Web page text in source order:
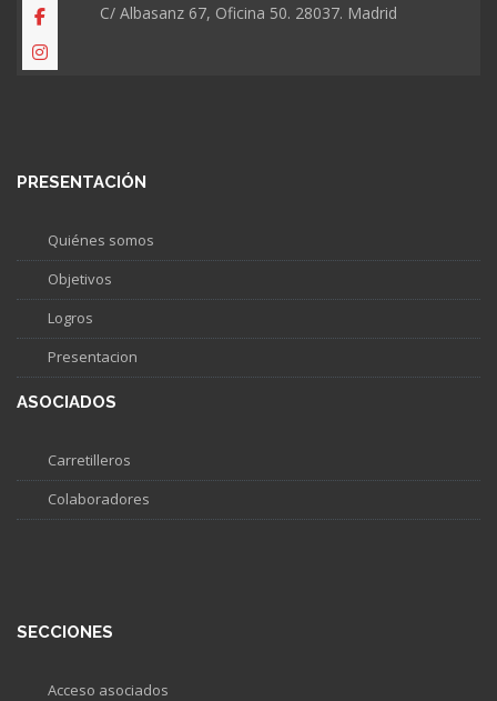
C/ Albasanz 67, Oficina 50. 28037. Madrid
PRESENTACIÓN
Quiénes somos
Objetivos
Logros
Presentacion
ASOCIADOS
Carretilleros
Colaboradores
SECCIONES
Acceso asociados